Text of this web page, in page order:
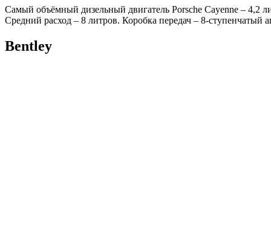
Самый объёмный дизельный двигатель Porsche Cayenne – 4,2
Средний расход – 8 литров. Коробка передач – 8-
Bentley